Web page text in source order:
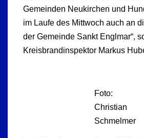
Gemeinden Neukirchen und
im Laufe des Mittwoch auch an
der Gemeinde Sankt Englmar“,
Kreisbrandinspektor Markus
Foto:
Christian
Schmelmer